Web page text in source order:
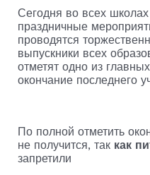
Сегодня во всех
праздничные
проводятся
выпускники всех
отметят одно из
окончание последнего
По полной отметить
не получится, так как
запретили